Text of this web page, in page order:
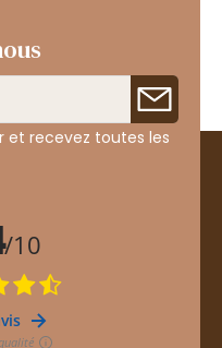
et recevez toutes les